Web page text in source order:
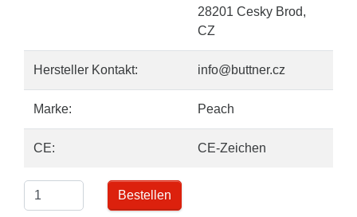
28201 Cesky Brod,
CZ
Hersteller Kontakt: info@buttner.cz
Marke: Peach
CE: CE-Zeichen
Bestellen